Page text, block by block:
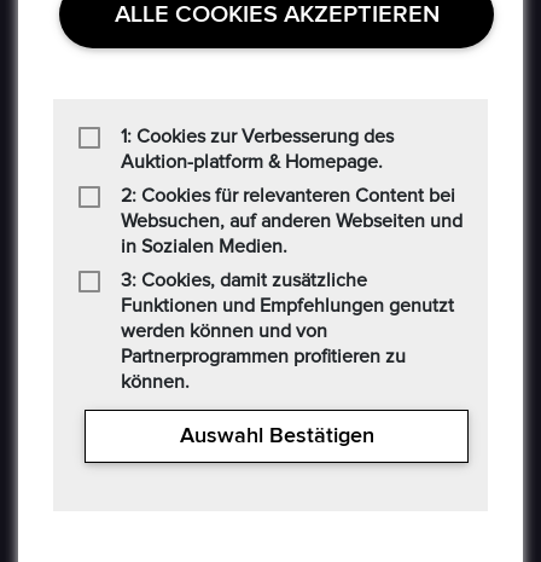
Münzen, Medaillen, Edelmetalle und andere
Sammlerstücke auf einer E-Auction-Plattform in den
Formaten Jetzt kaufen / Angebot / Gebot kaufen und
verkaufen können. Epoxa bietet zusätzlich einen
Service können Personen, die sich weit entfernt von
den regionalen Standorten der Bundesbank befinden
(www.ezb.europa.eu), ihre DM-Währung in Euro
umtauschen.
ALLE COOKIES AKZEPTIEREN
1: Cookies zur Verbesserung des
Auktion-platform & Homepage.
2: Cookies für relevanteren Content bei
Websuchen, auf anderen Webseiten und
in Sozialen Medien.
3: Cookies, damit zusätzliche
Funktionen und Empfehlungen genutzt
werden können und von
Partnerprogrammen profitieren zu
können.
Auswahl Bestätigen